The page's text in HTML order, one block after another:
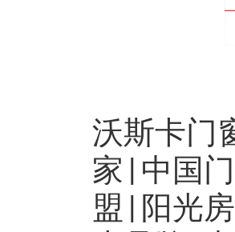
沃斯卡门
家|中国
盟|阳光